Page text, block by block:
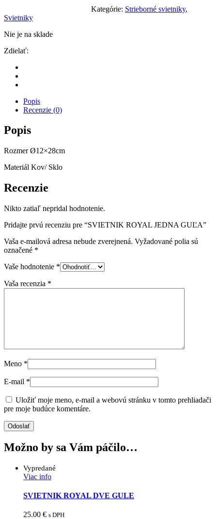
Kategórie: Strieborné svietniky,
Svietniky
Nie je na sklade
Zdielať:
Popis
Recenzie (0)
Popis
Rozmer Ø12×28cm
Materiál Kov/ Sklo
Recenzie
Nikto zatiaľ nepridal hodnotenie.
Pridajte prvú recenziu pre “SVIETNIK ROYAL JEDNA GUĽA”
Vaša e-mailová adresa nebude zverejnená. Vyžadované polia sú
označené *
Vaše hodnotenie *
Vaša recenzia *
Meno *
E-mail *
Uložiť moje meno, e-mail a webovú stránku v tomto prehliadači
pre moje budúce komentáre.
Možno by sa Vám páčilo…
Vypredané
Viac info
SVIETNIK ROYAL DVE GULE
25.00 € s DPH